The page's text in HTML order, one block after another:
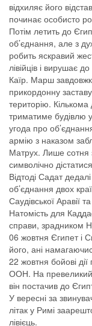
відхиляє його
починає особисто
Потім летить до
об’єднання, але з
робить яскравий
лівійців і вирушає
Каїр. Марш
прикордонну
територію.
триматиме будівлю
угода про
армію з наказом
Матрух. Лише сотня
символічно
Відтоді Садат
об’єднання двох
Саудівської Аравії
Натомість для
справи, зрадником
06 жовтня Єгипет і
його, ані
22 жовтня бойові
ООН. На
він постачив до
У вересні за
літак у Римі
лівієць.